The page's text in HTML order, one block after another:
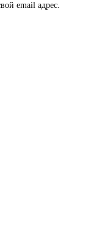
email адрес.